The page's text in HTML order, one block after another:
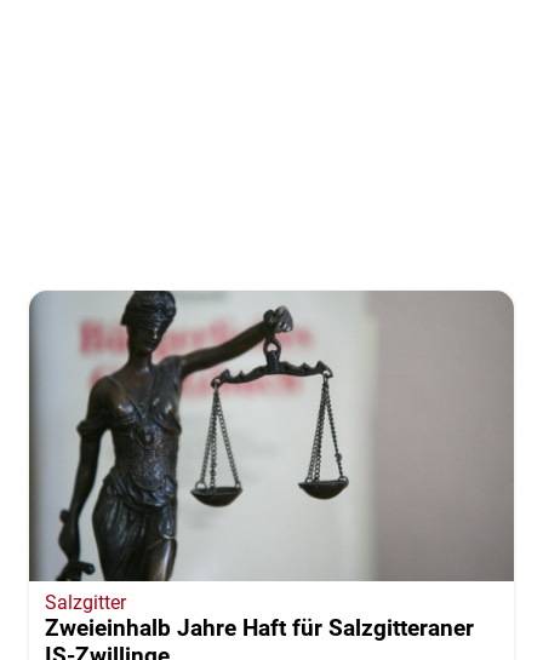
Salzgitter
Zweieinhalb Jahre Haft für Salzgitteraner